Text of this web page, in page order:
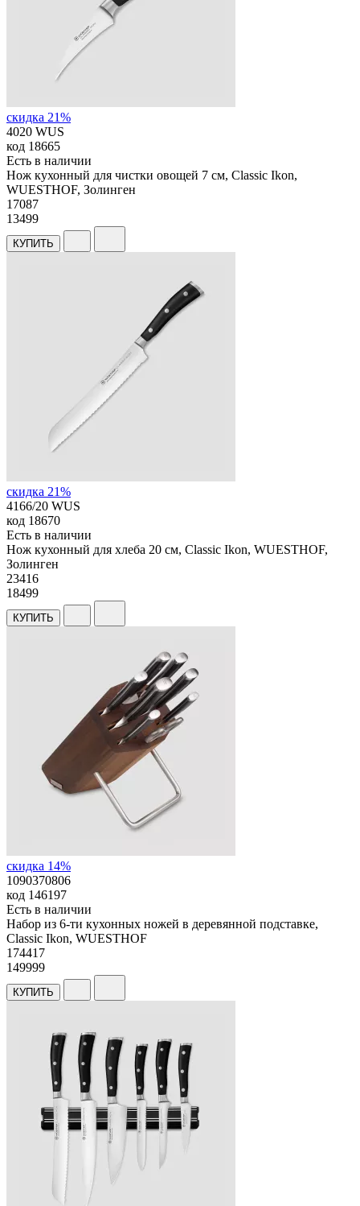
скидка 21%
4020 WUS
код 18665
Есть в наличии
Нож кухонный для чистки овощей 7 см, Classic Ikon,
WUESTHOF, Золинген
17087
13499
КУПИТЬ
скидка 21%
4166/20 WUS
код 18670
Есть в наличии
Нож кухонный для хлеба 20 см, Classic Ikon, WUESTHOF,
Золинген
23416
18499
КУПИТЬ
скидка 14%
1090370806
код 146197
Есть в наличии
Набор из 6-ти кухонных ножей в деревянной подставке,
Classic Ikon, WUESTHOF
174417
149999
КУПИТЬ